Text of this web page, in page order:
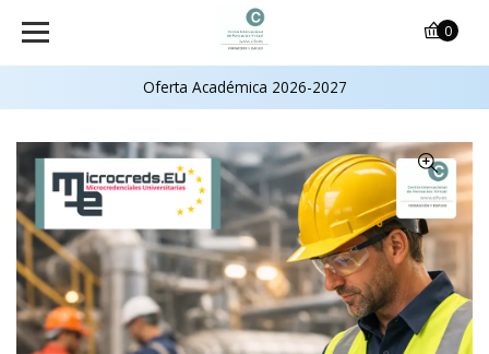
Oferta Académica 2026-2027
0